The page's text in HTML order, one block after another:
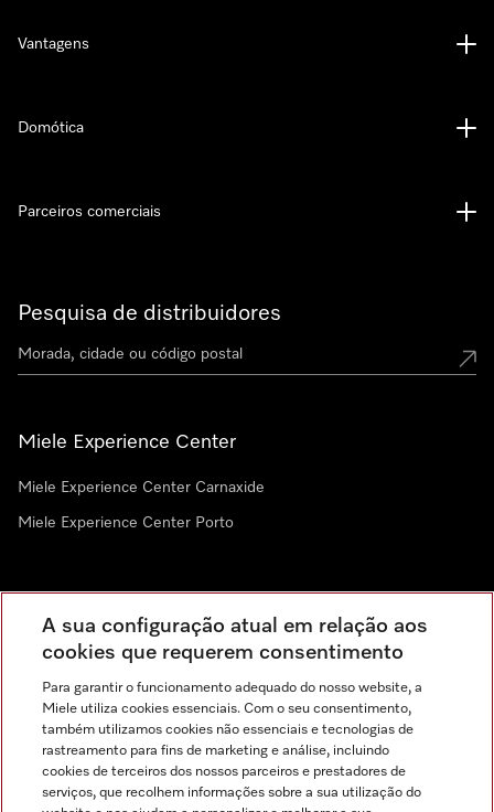
Pesquisa de distribuidores
Miele Experience Center
Miele Experience Center Carnaxide
Miele Experience Center Porto
Vantagens
Domótica
Parceiros comerciais
Miele no Instagram
Miele no Facebook
Miele no Youtube
A sua configuração atual em relação aos
cookies que requerem consentimento
Para garantir o funcionamento adequado do nosso website, a
Miele utiliza cookies essenciais. Com o seu consentimento,
também utilizamos cookies não essenciais e tecnologias de
rastreamento para fins de marketing e análise, incluindo
cookies de terceiros dos nossos parceiros e prestadores de
serviços, que recolhem informações sobre a sua utilização do